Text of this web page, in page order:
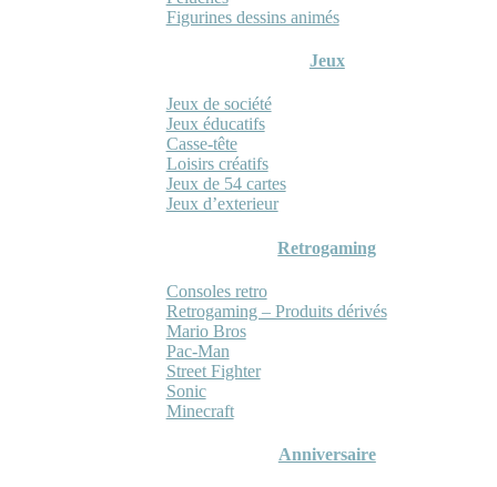
Figurines dessins animés
Jeux
Jeux de société
Jeux éducatifs
Casse-tête
Loisirs créatifs
Jeux de 54 cartes
Jeux d’exterieur
Retrogaming
Consoles retro
Retrogaming – Produits dérivés
Mario Bros
Pac-Man
Street Fighter
Sonic
Minecraft
Anniversaire